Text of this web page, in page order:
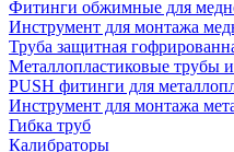
Фитинги обжимные для
Инструмент для монтажа
Труба защитная
Металлопластиковые трубы
PUSH фитинги для
Инструмент для монтажа
Гибка труб
Калибраторы